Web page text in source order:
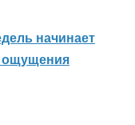
начинает
ощущения